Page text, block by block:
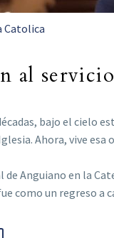
Catolica
al
bajo el cielo
Ahora, vive
Anguiano en la
como un regreso a